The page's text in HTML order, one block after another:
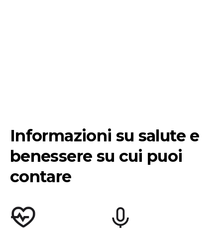
Informazioni su salute e
benessere su cui puoi
contare